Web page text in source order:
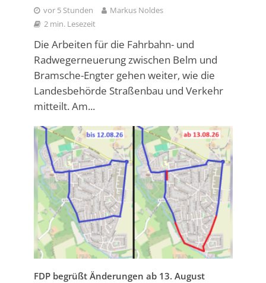
vor 5 Stunden
Markus Noldes
2 min. Lesezeit
Die Arbeiten für die Fahrbahn- und
Radwegerneuerung zwischen Belm und
Bramsche-Engter gehen weiter, wie die
Landesbehörde Straßenbau und Verkehr
mitteilt. Am...
FDP begrüßt Änderungen ab 13. August